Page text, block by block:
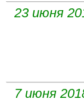
23 июня
7 июня